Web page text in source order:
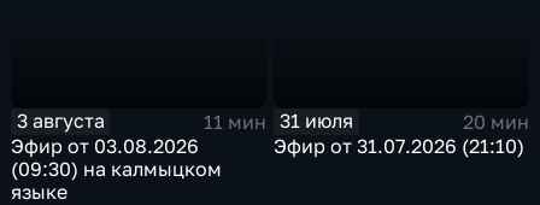
3 августа
11 мин
Эфир от 03.08.2026
(09:30) на калмыцком
языке
31 июля
20 мин
Эфир от 31.07.2026 (21:10)